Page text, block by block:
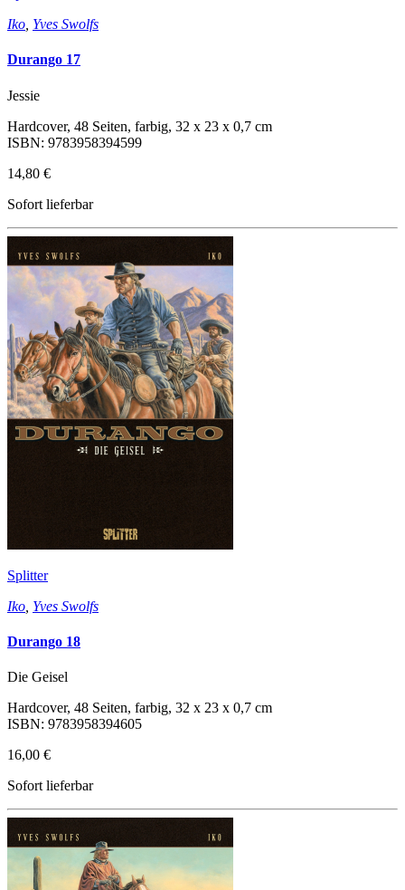
Iko Yves Swolfs
Durango 17
Jessie
Hardcover, 48 Seiten, farbig, 32 x 23 x 0,7 cm
ISBN: 9783958394599
14,80 €
Sofort lieferbar
Splitter
Iko Yves Swolfs
Durango 18
Die Geisel
Hardcover, 48 Seiten, farbig, 32 x 23 x 0,7 cm
ISBN: 9783958394605
16,00 €
Sofort lieferbar